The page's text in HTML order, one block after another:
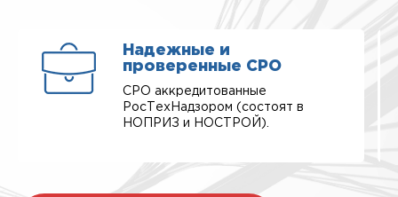
Надежные и
проверенные СРО
СРО аккредитованные
РосТехНадзором (состоят в
НОПРИЗ и НОСТРОЙ).